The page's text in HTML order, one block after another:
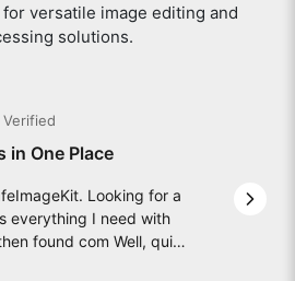
versatile image editing and
solutions.
Verified
in One Place
Looking for a
everything I need with
found com Well, quite
Next